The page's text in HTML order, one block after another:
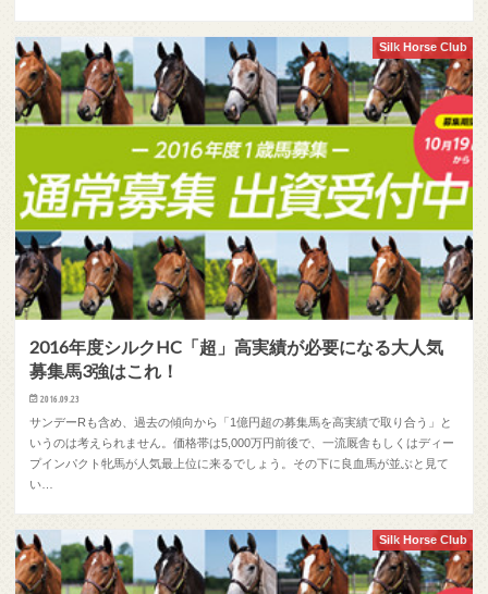
Silk Horse Club
2016年度シルクHC「超」高実績が必要になる大人気
募集馬3強はこれ！
2016.09.23
サンデーRも含め、過去の傾向から「1億円超の募集馬を高実績で取り合う」と
いうのは考えられません。価格帯は5,000万円前後で、一流厩舎もしくはディー
プインパクト牝馬が人気最上位に来るでしょう。その下に良血馬が並ぶと見て
い…
Silk Horse Club